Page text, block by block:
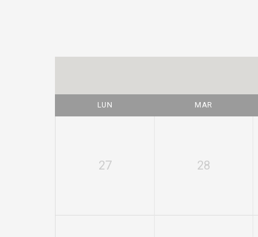
LUN MAR
27 28